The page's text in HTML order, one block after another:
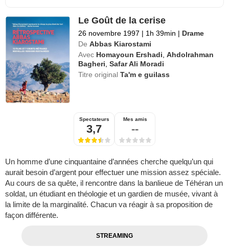
Le Goût de la cerise
26 novembre 1997 | 1h 39min | Drame
De Abbas Kiarostami
Avec Homayoun Ershadi ,Ahdolrahman
Bagheri ,Safar Ali Moradi
Titre originalTa'm e guilass
Spectateurs
3,7
Mes amis
--
Un homme d’une cinquantaine d’années cherche quelqu’un qui
aurait besoin d’argent pour effectuer une mission assez spéciale.
Au cours de sa quête, il rencontre dans la banlieue de Téhéran un
soldat, un étudiant en théologie et un gardien de musée, vivant à
la limite de la marginalité. Chacun va réagir à sa proposition de
façon différente.
STREAMING